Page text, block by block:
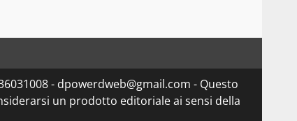
- dpowerdweb@gmail.com - Questo
un prodotto editoriale ai sensi della